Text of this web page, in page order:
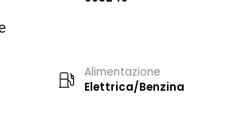
Alimentazione
Elettrica/Benzina